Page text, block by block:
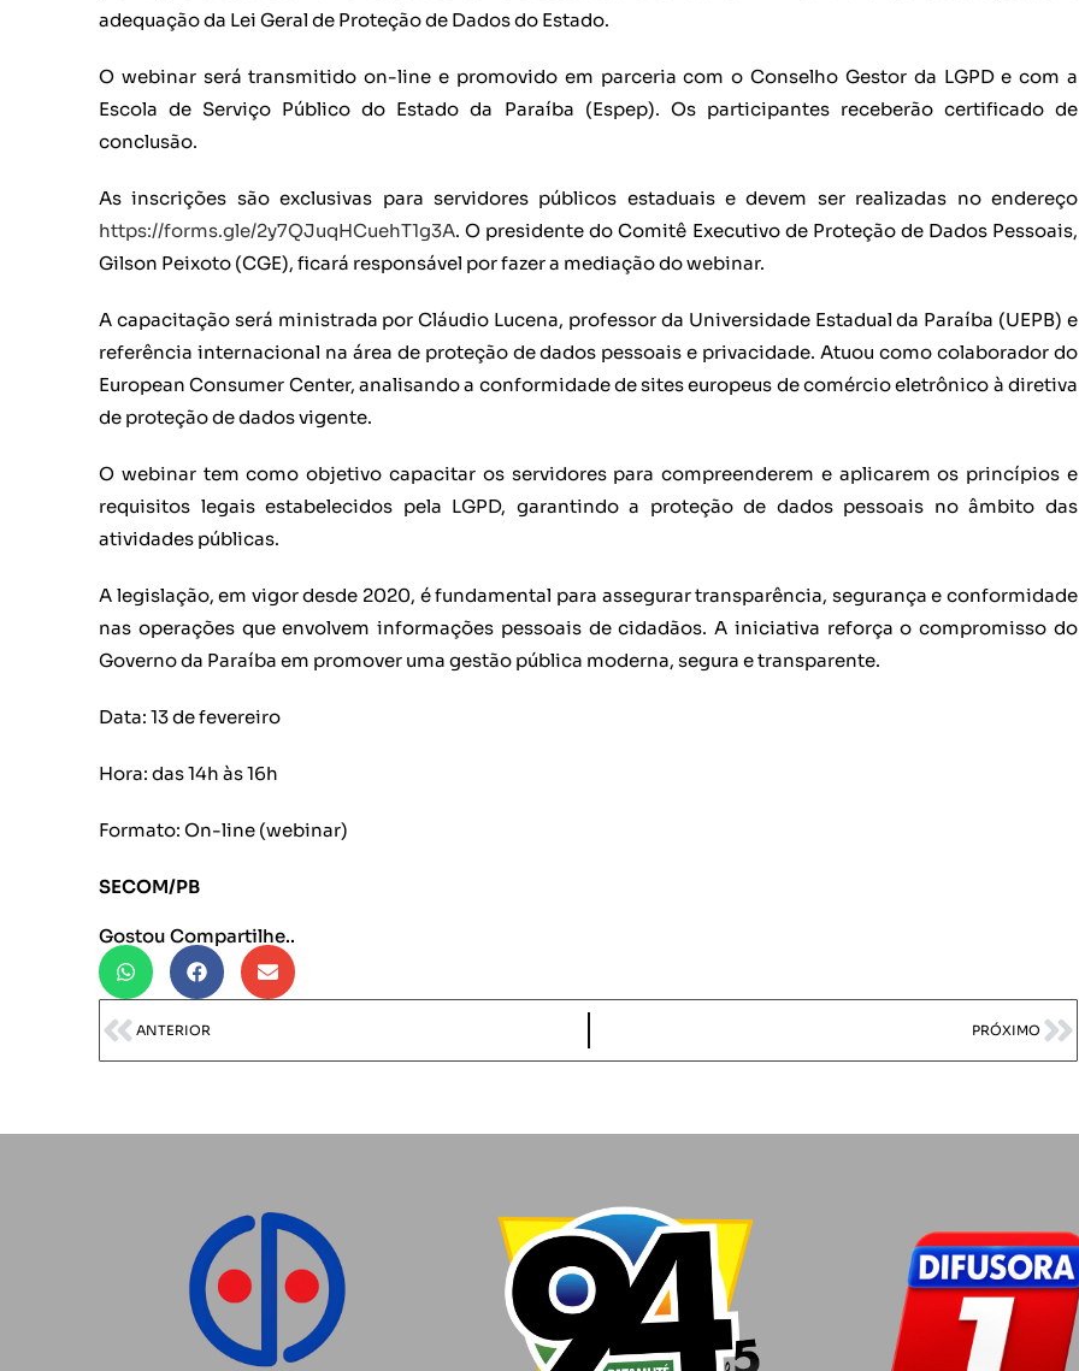
adequação da Lei Geral de Proteção de Dados do Estado.
O webinar será transmitido on-line e promovido em parceria com o Conselho Gestor da LGPD e com a
Escola de Serviço Público do Estado da Paraíba (Espep). Os participantes receberão certificado de
conclusão.
As inscrições são exclusivas para servidores públicos estaduais e devem ser realizadas no endereço
https://forms.gle/2y7QJuqHCuehT1g3A. O presidente do Comitê Executivo de Proteção de Dados Pessoais,
Gilson Peixoto (CGE), ficará responsável por fazer a mediação do webinar.
A capacitação será ministrada por Cláudio Lucena, professor da Universidade Estadual da Paraíba (UEPB) e
referência internacional na área de proteção de dados pessoais e privacidade. Atuou como colaborador do
European Consumer Center, analisando a conformidade de sites europeus de comércio eletrônico à diretiva
de proteção de dados vigente.
O webinar tem como objetivo capacitar os servidores para compreenderem e aplicarem os princípios e
requisitos legais estabelecidos pela LGPD, garantindo a proteção de dados pessoais no âmbito das
atividades públicas.
A legislação, em vigor desde 2020, é fundamental para assegurar transparência, segurança e conformidade
nas operações que envolvem informações pessoais de cidadãos. A iniciativa reforça o compromisso do
Governo da Paraíba em promover uma gestão pública moderna, segura e transparente.
Data: 13 de fevereiro
Hora: das 14h às 16h
Formato: On-line (webinar)
SECOM/PB
Gostou Compartilhe..
ANTERIOR PRÓXIMO